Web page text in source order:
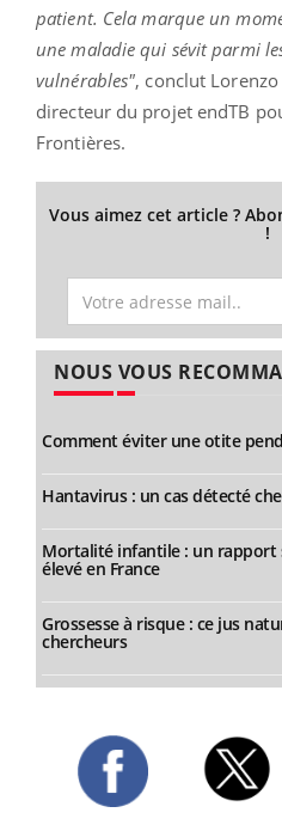
patient. Cela marque un
une maladie qui sévit parmi
vulnérables", conclut Lorenzo
directeur du projet endTB
Frontières.
Vous aimez cet article ?
!
NOUS VOUS
Comment éviter une otite
Hantavirus : un cas détecté
Mortalité infantile : un rapport
élevé en France
Grossesse à risque : ce jus
chercheurs